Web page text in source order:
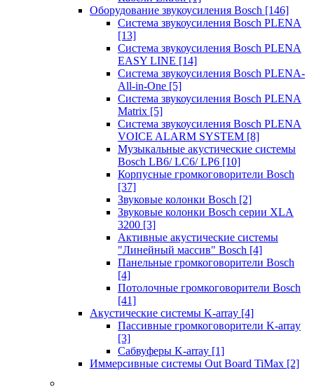
Оборудование звукоусиления Bosch [146]
Система звукоусиления Bosch PLENA
[13]
Система звукоусиления Bosch PLENA
EASY LINE [14]
Система звукоусиления Bosch PLENA-
All-in-One [5]
Система звукоусиления Bosch PLENA
Matrix [5]
Система звукоусиления Bosch PLENA
VOICE ALARM SYSTEM [8]
Музыкальные акустические системы
Bosch LB6/ LC6/ LP6 [10]
Корпусные громкоговорители Bosch
[37]
Звуковые колонки Bosch [2]
Звуковые колонки Bosch серии XLA
3200 [3]
Активные акустические системы
"Линейный массив" Bosch [4]
Панельные громкоговорители Bosch
[4]
Потолочные громкоговорители Bosch
[41]
Акустические системы K-array [4]
Пассивные громкоговорители K-array
[3]
Сабвуферы K-array [1]
Иммерсивные системы Out Board TiMax [2]